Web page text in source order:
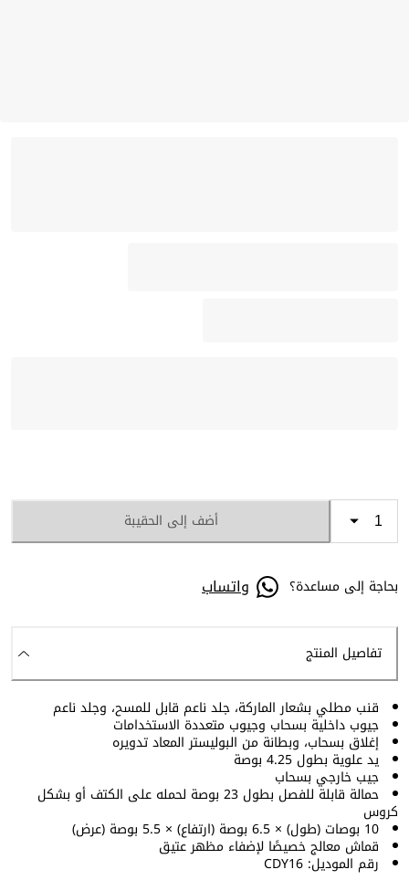
أضف إلى الحقيبة
بحاجة إلى مساعدة؟ واتساب
تفاصيل المنتج
قنب مطلي بشعار الماركة، جلد ناعم قابل للمسح، وجلد ناعم
جيوب داخلية بسحاب وجيوب متعددة الاستخدامات
إغلاق بسحاب، وبطانة من البوليستر المعاد تدويره
يد علوية بطول 4.25 بوصة
جيب خارجي بسحاب
حمالة قابلة للفصل بطول 23 بوصة لحمله على الكتف أو بشكل
كروس
10 بوصات (طول) × 6.5 بوصة (ارتفاع) × 5.5 بوصة (عرض)
قماش معالج خصيصًا لإضفاء مظهر عتيق
رقم الموديل: CDY16